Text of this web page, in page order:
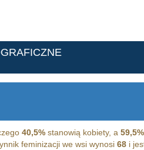
40,5%stanowią kobiety, a 59,5%
feminizacji we wsi wynosi 68i